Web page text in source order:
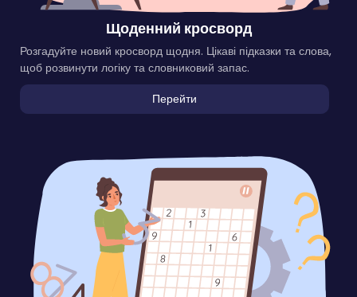
Щоденний кросворд
Розгадуйте новий кросворд щодня. Цікаві підказки та слова,
щоб розвинути логіку та словниковий запас.
Перейти